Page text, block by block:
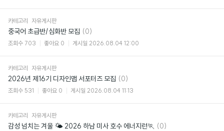
카테고리 자유게시판
중국어 초급반/심화반 모집 댓
글
(0)
조회수 703 좋아요 0 게시일 2026.08.04 12:00
카테고리 자유게시판
2026년 제16기 디자인맵 서포터즈 모집 댓
글
(0)
조회수 531 좋아요 0 게시일 2026.08.04 11:13
카테고리 자유게시판
감성 넘치는 겨울 🌤️ 2026 하남 미사 호수 에너지런🏃 댓
(0)